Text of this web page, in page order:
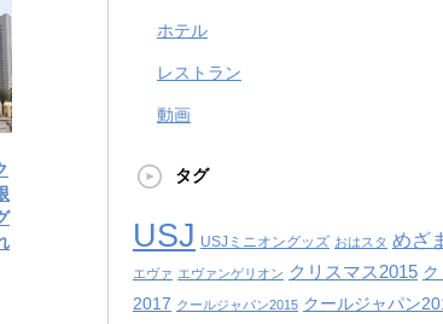
ホテル
レストラン
動画
タグ
USJ USJミニオングッズ おはスタ めざ
エヴァ エヴァンゲリオン クリスマス2015 ク
2017 クールジャパン2015 クールジャパン